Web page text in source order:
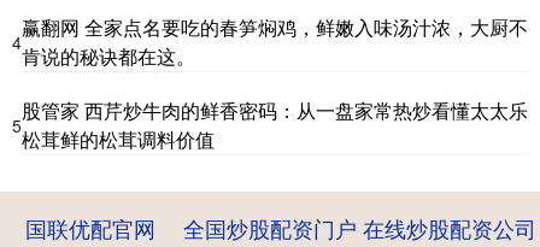
4
赢翻网 全家点名要吃的春笋焖鸡，鲜嫩入味汤汁浓，大厨不
肯说的秘诀都在这。
5
股管家 西芹炒牛肉的鲜香密码：从一盘家常热炒看懂太太乐
松茸鲜的松茸调料价值
国联优配官网 全国炒股配资门户 在线炒股配资公司